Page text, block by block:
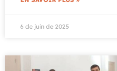
6 de juin de 2025